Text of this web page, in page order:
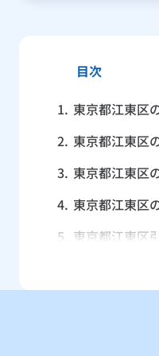
目次
1. 東京都江東区
2. 東京都江東区
3. 東京都江東区
4. 東京都江東区
5. 東京都江東区